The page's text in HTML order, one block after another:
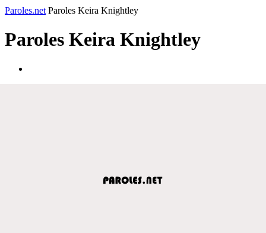
Paroles.net Paroles Keira Knightley
Paroles Keira Knightley